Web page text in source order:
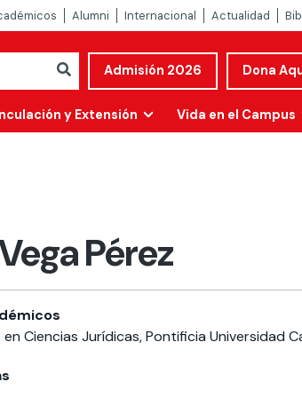
Alumni Internacional Actualidad
Admisión 2026 Dona
y Extensión Vida en el Campus
Pérez
Ciencias Jurídicas, Pontificia Universidad